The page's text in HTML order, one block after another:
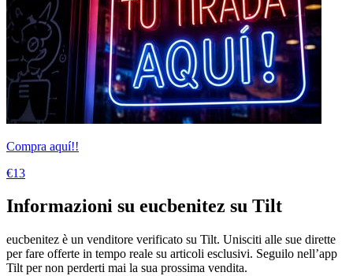
Compra aquí!!
€13
Informazioni su eucbenitez su Tilt
eucbenitez è un venditore verificato su Tilt. Unisciti alle sue dirette
per fare offerte in tempo reale su articoli esclusivi. Seguilo nell’app
Tilt per non perderti mai la sua prossima vendita.